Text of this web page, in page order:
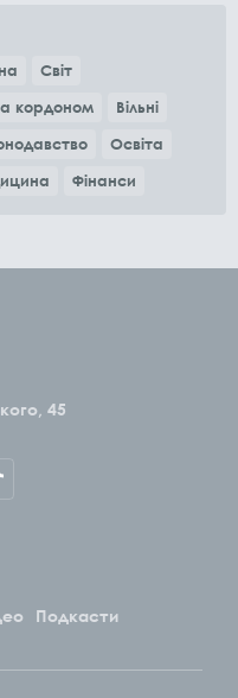
Світ
кордоном
Вільні
Освіта
Фінанси
45
Подкасти